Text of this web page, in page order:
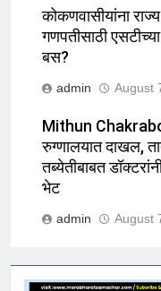
कोकणवासीयांना
गणपतीसाठी
बस?
admin August
Mithun
रुग्णालयात दाखल,
तब्येतीबाबत
भेट
admin August